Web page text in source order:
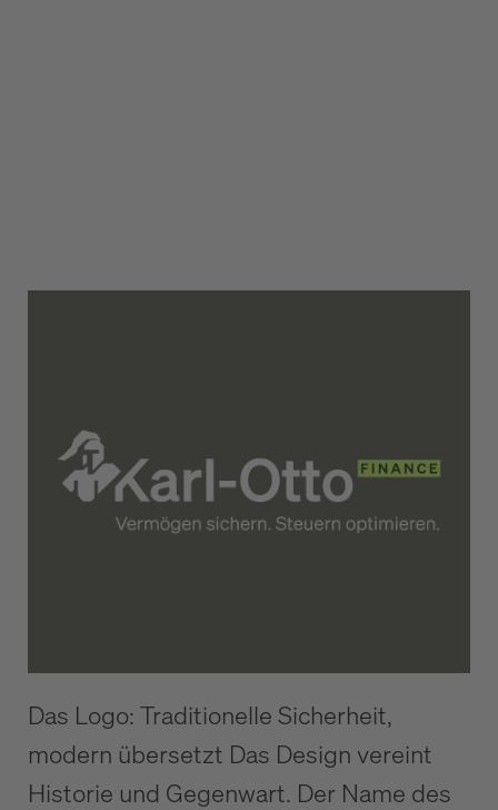
Das Logo: Traditionelle Sicherheit,
modern übersetzt Das Design vereint
Historie und Gegenwart. Der Name des